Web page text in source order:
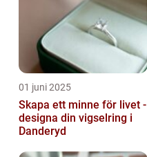
01 juni 2025
Skapa ett minne för livet -
designa din vigselring i
Danderyd